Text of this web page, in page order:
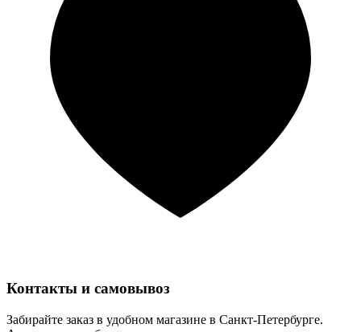
Контакты и самовывоз
Забирайте заказ в удобном магазине в Санкт-Петербурге.